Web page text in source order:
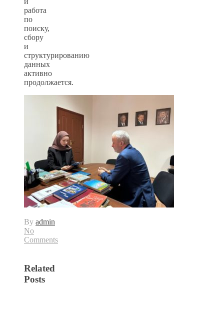
работа
по
поиску,
сбору
и
структурированию
данных
активно
продолжается.
By admin
No
Comments
Related
Posts